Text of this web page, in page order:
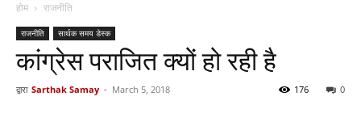
होम राजनीति
राजनीति सार्थक समय डेस्क
कांग्रेस पराजित क्यों हो रही है
द्वारा Sarthak Samay - March 5, 2018 0
176